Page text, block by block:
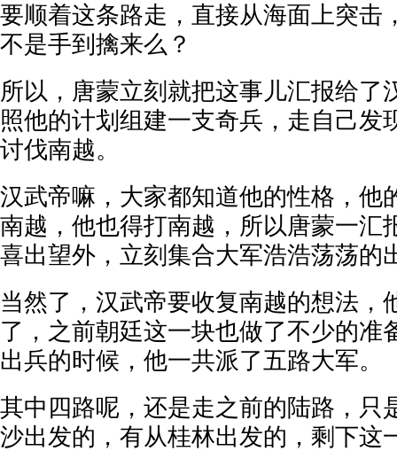
要顺着这条路走，直接从海面上突击
不是手到擒来么？
所以，唐蒙立刻就把这事儿汇报给了
照他的计划组建一支奇兵，走自己发
讨伐南越。
汉武帝嘛，大家都知道他的性格，他
南越，他也得打南越，所以唐蒙一汇
喜出望外，立刻集合大军浩浩荡荡的
当然了，汉武帝要收复南越的想法，
了，之前朝廷这一块也做了不少的准
出兵的时候，他一共派了五路大军。
其中四路呢，还是走之前的陆路，只
沙出发的，有从桂林出发的，剩下这